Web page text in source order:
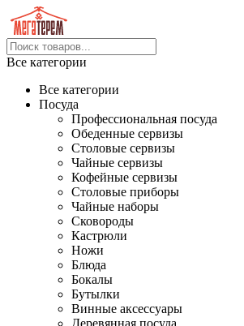
Все категории
Все категории
Посуда
Профессиональная посуда
Обеденные сервизы
Столовые сервизы
Чайные сервизы
Кофейные сервизы
Столовые приборы
Чайные наборы
Сковороды
Кастрюли
Ножи
Блюда
Бокалы
Бутылки
Винные аксессуары
Деревянная посуда